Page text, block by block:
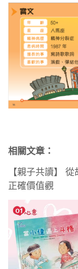
相關文章：
【親子共讀】
正確價值觀